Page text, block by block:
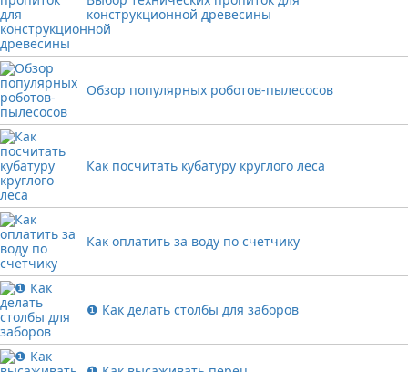
конструкционной древесины
Обзор популярных роботов-пылесосов
Как посчитать кубатуру круглого леса
Как оплатить за воду по счетчику
❶ Как делать столбы для заборов